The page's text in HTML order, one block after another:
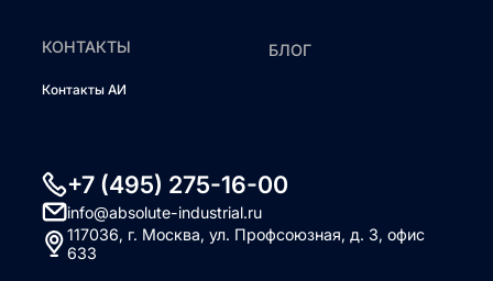
КОНТАКТЫ
Контакты АИ
БЛОГ
+7 (495) 275-16-00
info@absolute-industrial.ru
117036, г. Москва, ул. Профсоюзная, д. 3, офис
633